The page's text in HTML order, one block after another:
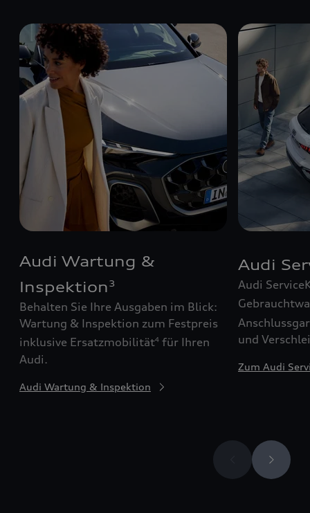
Audi Wartung &
Inspektion 3
Behalten Sie Ihre Ausgaben im Blick:
Wartung & Inspektion zum Festpreis
inklusive Ersatzmobilität4 für Ihren
Audi.
Audi Wartung & Inspektion
Audi
Audi
und
Zum Audi